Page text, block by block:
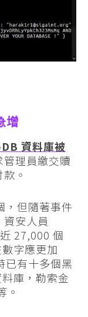
增
資料庫被
管理員繳交贖
。
，但隨著事件
安人員
27,000 個
字應更加
已有十多個黑
庫，勒索金
。